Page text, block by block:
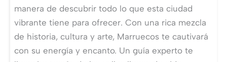
manera de descubrir todo lo que esta ciudad
vibrante tiene para ofrecer. Con una rica mezcla
de historia, cultura y arte, Marruecos te cautivará
con su energía y encanto. Un guía experto te